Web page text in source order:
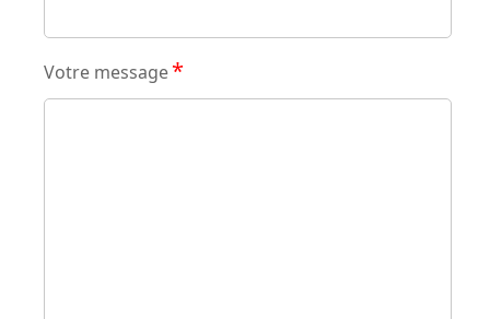
Votre message*